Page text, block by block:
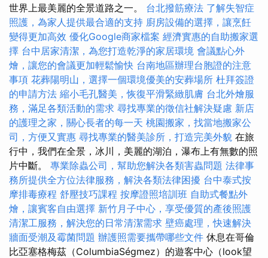
世界上最美麗的全景道路之一。 台北撥筋療法 了解失智症
照護，為家人提供最合適的支持 廚房設備的選擇，讓烹飪
變得更加高效 優化Google商家檔案 經濟實惠的自助搬家選
擇 台中居家清潔，為您打造乾淨的家居環境 會議點心外
燴，讓您的會議更加輕鬆愉快 台南地區辦理台胞證的注意
事項 花葬陽明山，選擇一個環境優美的安葬場所 杜拜簽證
的申請方法 縮小毛孔醫美，恢復平滑緊緻肌膚 台北外燴服
務，滿足各類活動的需求 尋找專業的徵信社解決疑慮 新店
的護理之家，關心長者的每一天 桃園搬家，找當地搬家公
司，方便又實惠 尋找專業的醫美診所，打造完美外貌 在旅
行中，我們在全景，冰川，美麗的湖泊，瀑布上有無數的照
片中斷。 專業除蟲公司，幫助您解決各類害蟲問題 法律事
務所提供全方位法律服務，解決各類法律困擾 台中泰式按
摩排毒療程 舒壓技巧課程 按摩證照培訓班 自助式餐點外
燴，讓賓客自由選擇 新竹月子中心，享受優質的產後照護
清潔工服務，解決您的日常清潔需求 壁癌處理，快速解決
牆面受潮及霉菌問題 辦護照需要攜帶哪些文件 休息在哥倫
比亞塞格梅茲（ColumbiaSégmez）的遊客中心（look望